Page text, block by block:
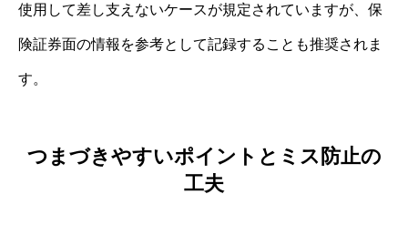
使用して差し支えないケースが規定されていますが、保
険証券面の情報を参考として記録することも推奨されま
す。
つまづきやすいポイントとミス防止の
工夫